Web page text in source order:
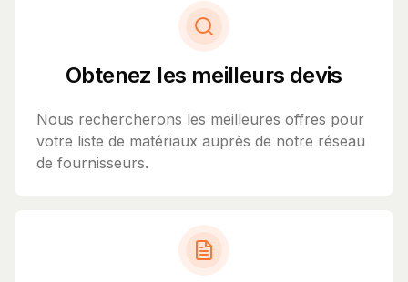
Obtenez les meilleurs devis
Nous rechercherons les meilleures offres pour
votre liste de matériaux auprès de notre réseau
de fournisseurs.